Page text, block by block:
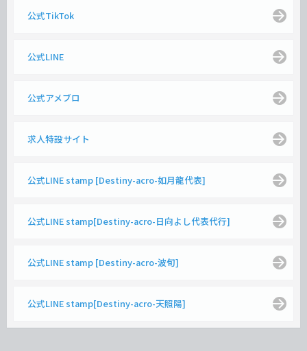
公式TikTok
公式LINE
公式アメブロ
求人特設サイト
公式LINE stamp [Destiny-acro-如月龍代表]
公式LINE stamp[Destiny-acro-日向よし代表代行]
公式LINE stamp [Destiny-acro-波旬]
公式LINE stamp[Destiny-acro-天照陽]